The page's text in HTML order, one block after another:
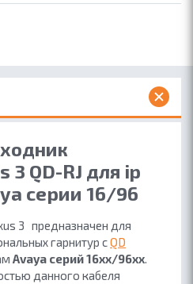
3 QD-RJ для ip
серии 16/96
3 предназначен для
гарнитур сQD
Avaya серий 16xx/96xx.
данного кабеля